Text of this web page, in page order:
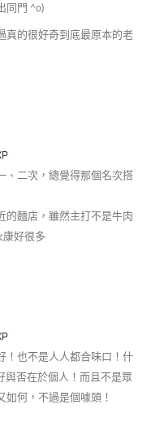
同門 ^o)
真的很好奇到底最原本的老
、二次，總覺得那個名次搭
的麵店，雖然主打不是牛肉
好很多
！也不是人人都合味口！什
與否在於個人！而且不是眾
如何，不過是個噱頭！